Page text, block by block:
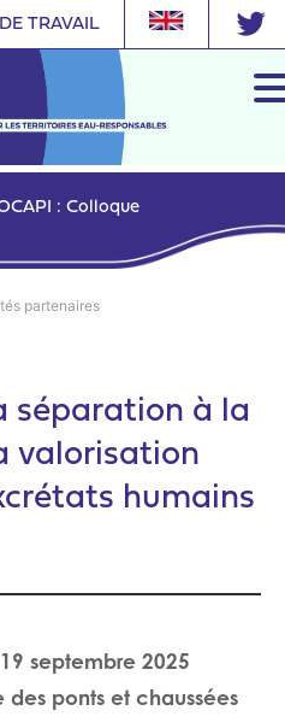
TRAVAIL
: Colloque
partenaires
séparation à la
valorisation
humains
septembre 2025
des ponts et chaussées